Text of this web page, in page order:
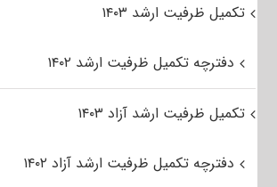
تکمیل ظرفیت ارشد ۱۴۰۳
دفترچه تکمیل ظرفیت ارشد ۱۴۰۲
تکمیل ظرفیت ارشد آزاد ۱۴۰۳
دفترچه تکمیل ظرفیت ارشد آزاد ۱۴۰۲